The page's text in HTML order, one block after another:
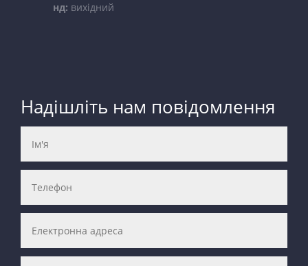
нд: вихідний
Надішліть нам повідомлення